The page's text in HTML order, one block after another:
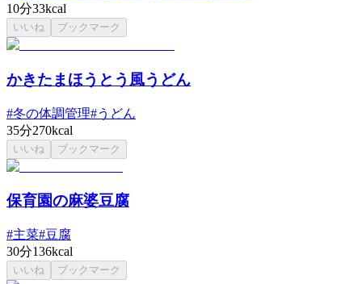
10分33kcal
いいね ブックマーク
かきたまほうとう風うどん
#冬の体調管理#うどん
35分270kcal
いいね ブックマーク
保育園の麻婆豆腐
#主菜#豆腐
30分136kcal
いいね ブックマーク